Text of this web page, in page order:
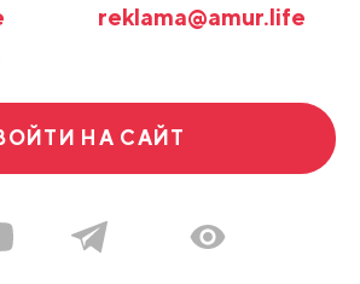
reklama@amur.life
НА САЙТ